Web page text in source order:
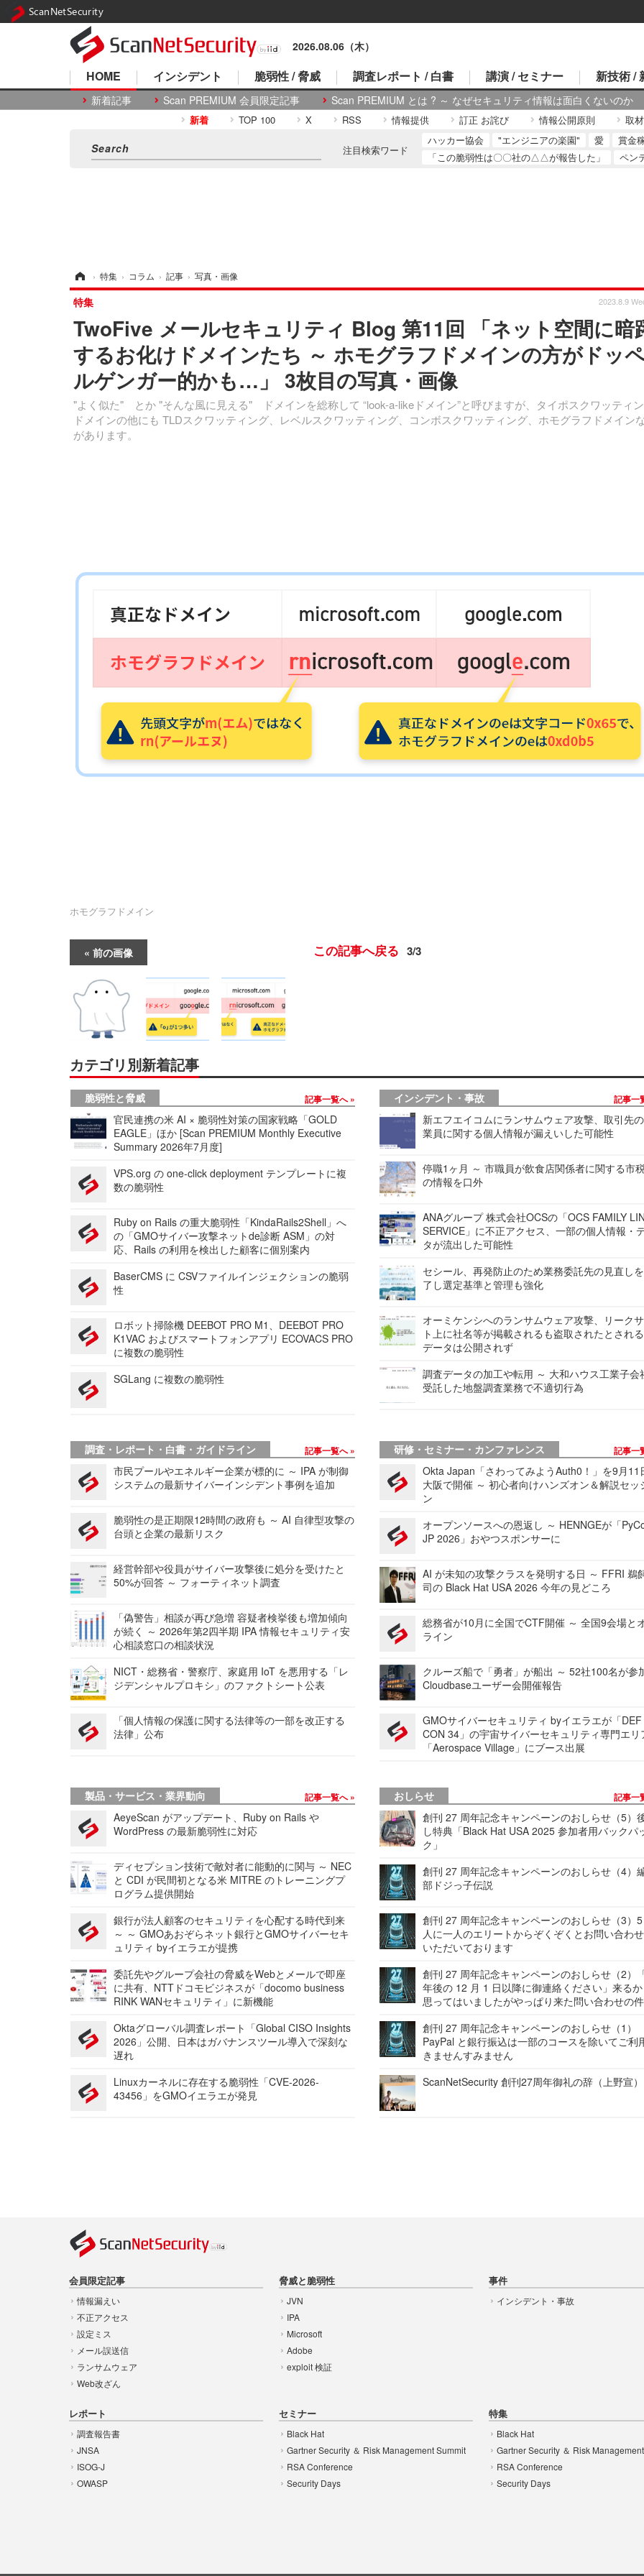
2026.08.06（木）
HOME
新着記事 Scan PREMIUM 会員限定記事 Scan PREMIUM とは ? ～ なぜセキュリティ情報は面白くないのか
インシデント 脆弱性 / 脅威 調査レポート / 白書 講演 / セミナー 新技術 /
新着 TOP 100 X RSS 情報提供 訂正 お詫び 情報公開原則 取
注目検索ワード
ハッカー協会 "エンジニアの楽園" 愛 賞金
「この脆弱性は〇〇社の△△が報告した」
ペン
› 特集 › コラム › 記事 › 写真・画像
TwoFive メールセキュリティ Blog 第11回 「ネット空間に暗
するお化けドメインたち ～ ホモグラフドメインの方がドッ
ルゲンガー的かも…」 3枚目の写真・画像
"よく似た" とか "そんな風に見える" ドメインを総称して “look-a-likeドメイン”と呼びますが、タイポスクワッティ
ドメインの他にも TLDスクワッティング、レベルスクワッティング、コンボスクワッティング、ホモグラフドメイン
があります。
特集 2023.8.9
ホモグラフドメイン
前の画像 この記事へ戻る 3/3
カテゴリ別新着記事
脆弱性と脅威 記事一覧へ
官民連携の米 AI × 脆弱性対策の国家戦略「GOLD
EAGLE」ほか [Scan PREMIUM Monthly Executive
Summary 2026年7月度]
VPS.org の one-click deployment テンプレートに複
数の脆弱性
Ruby on Rails の重大脆弱性「KindaRails2Shell」へ
の「GMOサイバー攻撃ネットde診断 ASM」の対
応、Rails の利用を検出した顧客に個別案内
BaserCMS に CSVファイルインジェクションの脆弱
性
ロボット掃除機 DEEBOT PRO M1、DEEBOT PRO
K1VAC およびスマートフォンアプリ ECOVACS PRO
に複数の脆弱性
SGLang に複数の脆弱性
インシデント・事故 記事一
新エフエイコムにランサムウェア攻撃、取引先
業員に関する個人情報が漏えいした可能性
停職1ヶ月 ～ 市職員が飲食店関係者に関する市
の情報を口外
ANAグループ 株式会社OCSの「OCS FAMILY
SERVICE」に不正アクセス、一部の個人情報・
タが流出した可能性
セシール、再発防止のため業務委託先の見直し
了し選定基準と管理も強化
オーミケンシへのランサムウェア攻撃、リーク
ト上に社名等が掲載されるも盗取されたとされ
データは公開されず
調査データの加工や転用 ～ 大和ハウス工業子会
受託した地盤調査業務で不適切行為
調査・レポート・白書・ガイドライン 記事一覧へ
市民プールやエネルギー企業が標的に ～ IPA が制御
システムの最新サイバーインシデント事例を追加
脆弱性の是正期限12時間の政府も ～ AI 自律型攻撃の
台頭と企業の最新リスク
経営幹部や役員がサイバー攻撃後に処分を受けたと
50%が回答 ～ フォーティネット調査
「偽警告」相談が再び急増 容疑者検挙後も増加傾向
が続く ～ 2026年第2四半期 IPA 情報セキュリティ安
心相談窓口の相談状況
NICT・総務省・警察庁、家庭用 IoT を悪用する「レ
ジデンシャルプロキシ」のファクトシート公表
「個人情報の保護に関する法律等の一部を改正する
法律」公布
研修・セミナー・カンファレンス 記事一
Okta Japan「さわってみようAuth0！」を9月11
大阪で開催 ～ 初心者向けハンズオン＆解説セッ
ン
オープンソースへの恩返し ～ HENNGEが「
JP 2026」おやつスポンサーに
AI が未知の攻撃クラスを発明する日 ～ FFRI 鵜
司の Black Hat USA 2026 今年の見どころ
総務省が10月に全国でCTF開催 ～ 全国9会場と
ライン
クルーズ船で「勇者」が船出 ～ 52社100名が参
Cloudbaseユーザー会開催報告
GMOサイバーセキュリティ byイエラエが「DEF
CON 34」の宇宙サイバーセキュリティ専門エリ
「Aerospace Village」にブース出展
製品・サービス・業界動向 記事一覧へ
AeyeScan がアップデート、Ruby on Rails や
WordPress の最新脆弱性に対応
ディセプション技術で敵対者に能動的に関与 ～ NEC
と CDI が民間初となる米 MITRE のトレーニングプ
ログラム提供開始
銀行が法人顧客のセキュリティを心配する時代到来
～ ～ GMOあおぞらネット銀行とGMOサイバーセキ
ュリティ byイエラエが提携
委託先やグループ会社の脅威をWebとメールで即座
に共有、NTTドコモビジネスが「docomo business
RINK WANセキュリティ」に新機能
Oktaグローバル調査レポート「Global CISO Insights
2026」公開、日本はガバナンスツール導入で深刻な
遅れ
Linuxカーネルに存在する脆弱性「CVE-2026-
43456」をGMOイエラエが発見
おしらせ 記事一
創刊 27 周年記念キャンペーンのおしらせ（5）
し特典「Black Hat USA 2025 参加者用バックパ
ク」
創刊 27 周年記念キャンペーンのおしらせ（4）
部ドジっ子伝説
創刊 27 周年記念キャンペーンのおしらせ（3）
人に一人のエリートからぞくぞくとお問い合わ
いただいております
創刊 27 周年記念キャンペーンのおしらせ（2）
年後の 12 月 1 日以降に御連絡ください」来るか
思ってはいましたがやっぱり来た問い合わせの件
創刊 27 周年記念キャンペーンのおしらせ（1）
PayPal と銀行振込は一部のコースを除いてご利
きませんすみません
ScanNetSecurity 創刊27周年御礼の辞（上野宣）
会員限定記事
情報漏えい
不正アクセス
設定ミス
メール誤送信
ランサムウェア
Web改ざん
脅威と脆弱性
JVN
IPA
Microsoft
Adobe
exploit 検証
事件
インシデント・事故
レポート
調査報告書
JNSA
ISOG-J
OWASP
セミナー
Black Hat
Gartner Security ＆ Risk Management Summit
RSA Conference
Security Days
特集
Black Hat
Gartner Security ＆ Risk
RSA Conference
Security Days
ScanNetSecurity